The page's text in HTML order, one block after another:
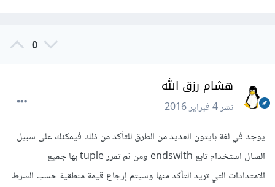
0
هشام رزق الله
نشر4 فبراير 2016
يوجد في لغة بايثون العديد من الطرق للتأكد من ذلك فيمكنك على سبيل
المثال استخدام تابع endswith ومن ثم تمرر tuple بها جميع
الامتدادات التي تريد التأكد منها وسيتم إرجاع قيمة منطقية حسب الشرط